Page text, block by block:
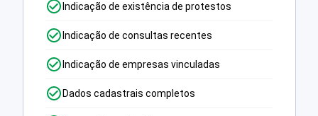
Indicação de existência de protestos
Indicação de consultas recentes
Indicação de empresas vinculadas
Dados cadastrais completos